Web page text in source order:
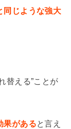
同じような強大
替える”ことが
果があると言え